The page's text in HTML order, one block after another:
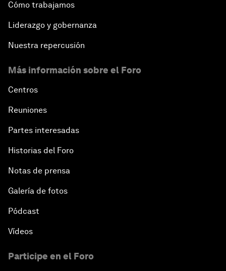
Cómo trabajamos
Liderazgo y gobernanza
Nuestra repercusión
Más información sobre el Foro
Centros
Reuniones
Partes interesadas
Historias del Foro
Notas de prensa
Galería de fotos
Pódcast
Vídeos
Participe en el Foro